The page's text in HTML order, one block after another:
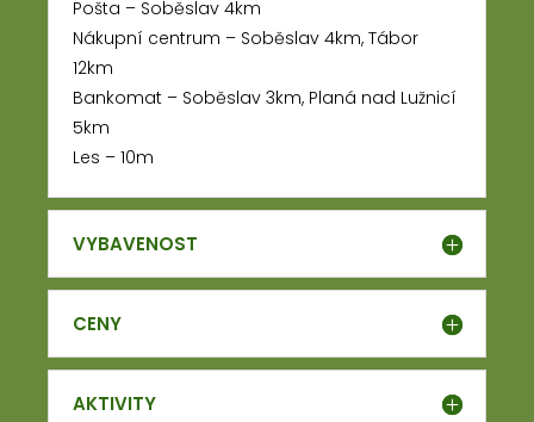
Pošta – Soběslav 4km
Nákupní centrum – Soběslav 4km, Tábor
12km
Bankomat – Soběslav 3km, Planá nad Lužnicí
5km
Les – 10m
VYBAVENOST
CENY
AKTIVITY